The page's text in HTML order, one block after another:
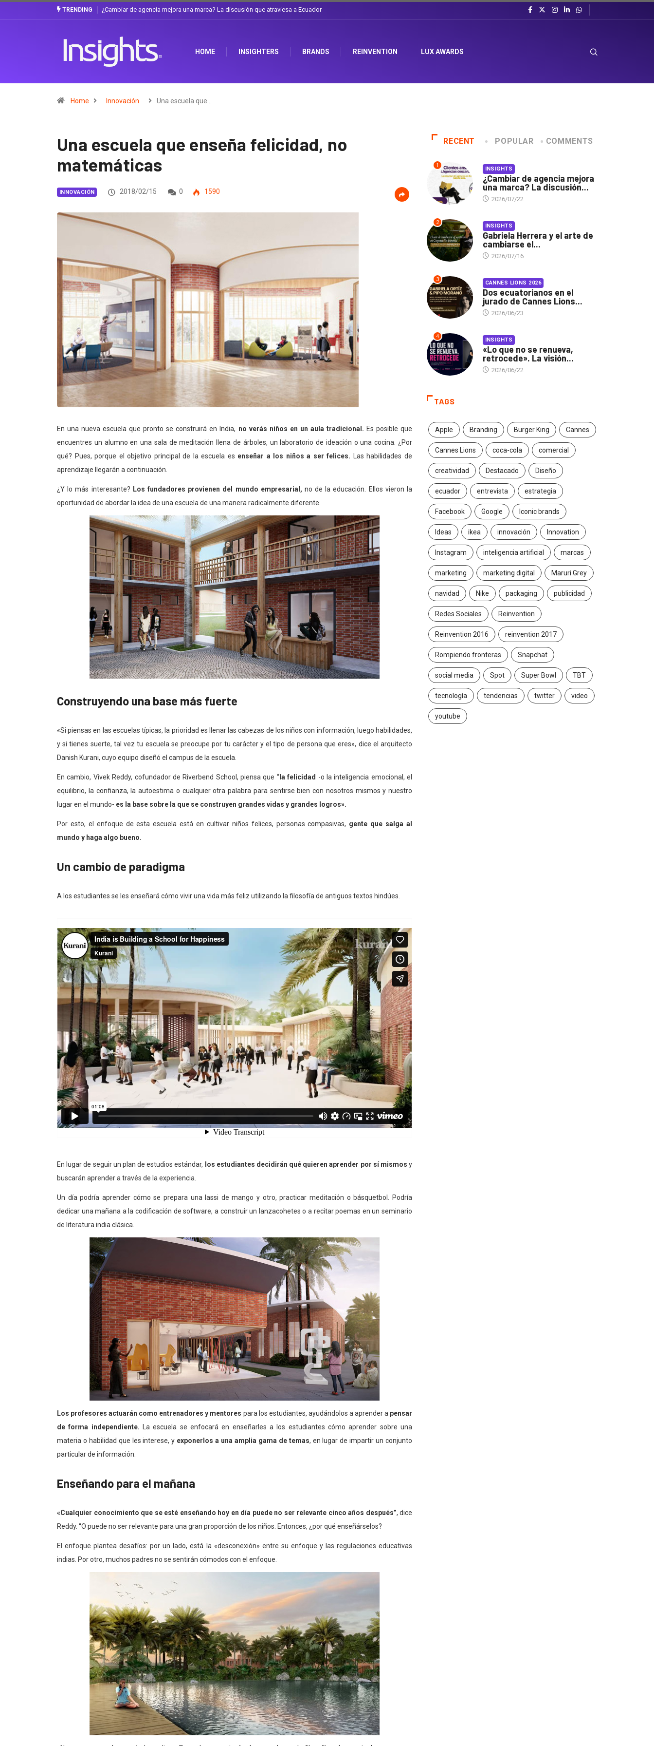
TRENDING Gabriela Herrera y el arte de cambiarse el sombrero en Corporación Favorita
HOME INSIGHTERS BRANDS REINVENTION LUX AWARDS
Home Innovación Una escuela que…
Una escuela que enseña felicidad, no
matemáticas
INNOVACIÓN 2018/02/15 0 1590
En una nueva escuela que pronto se construirá en India, no verás niños en un aula tradicional. Es posible que
encuentres un alumno en una sala de meditación llena de árboles, un laboratorio de ideación o una cocina. ¿Por
qué? Pues, porque el objetivo principal de la escuela es enseñar a los niños a ser felices. Las habilidades de
aprendizaje llegarán a continuación.
¿Y lo más interesante? Los fundadores provienen del mundo empresarial, no de la educación. Ellos vieron la
oportunidad de abordar la idea de una escuela de una manera radicalmente diferente.
Construyendo una base más fuerte
«Si piensas en las escuelas típicas, la prioridad es llenar las cabezas de los niños con información, luego habilidades,
y si tienes suerte, tal vez tu escuela se preocupe por tu carácter y el tipo de persona que eres», dice el arquitecto
Danish Kurani, cuyo equipo diseñó el campus de la escuela.
En cambio, Vivek Reddy, cofundador de Riverbend School, piensa que “la felicidad -o la inteligencia emocional, el
equilibrio, la confianza, la autoestima o cualquier otra palabra para sentirse bien con nosotros mismos y nuestro
lugar en el mundo- es la base sobre la que se construyen grandes vidas y grandes logros».
Por esto, el enfoque de esta escuela está en cultivar niños felices, personas compasivas, gente que salga al
mundo y haga algo bueno.
Un cambio de paradigma
A los estudiantes se les enseñará cómo vivir una vida más feliz utilizando la filosofía de antiguos textos hindúes.
En lugar de seguir un plan de estudios estándar, los estudiantes decidirán qué quieren aprender por sí mismos y
buscarán aprender a través de la experiencia.
Un día podría aprender cómo se prepara una lassi de mango y otro, practicar meditación o básquetbol. Podría
dedicar una mañana a la codificación de software, a construir un lanzacohetes o a recitar poemas en un seminario
de literatura india clásica.
Los profesores actuarán como entrenadores y mentores para los estudiantes, ayudándolos a aprender a pensar
de forma independiente. La escuela se enfocará en enseñarles a los estudiantes cómo aprender sobre una
materia o habilidad que les interese, y exponerlos a una amplia gama de temas, en lugar de impartir un conjunto
particular de información.
Enseñando para el mañana
«Cualquier conocimiento que se esté enseñando hoy en día puede no ser relevante cinco años después”, dice
Reddy. “O puede no ser relevante para una gran proporción de los niños. Entonces, ¿por qué enseñárselos?
El enfoque plantea desafíos: por un lado, está la «desconexión» entre su enfoque y las regulaciones educativas
indias. Por otro, muchos padres no se sentirán cómodos con el enfoque.
RECENT POPULAR COMMENTS
1 INSIGHTS
¿Cambiar de agencia mejora
una marca? La discusión...
2026/07/22
2 INSIGHTS
Gabriela Herrera y el arte de
cambiarse el...
2026/07/16
3 CANNES LIONS 2026
Dos ecuatorianos en el
jurado de Cannes Lions...
2026/06/23
4 INSIGHTS
«Lo que no se renueva,
retrocede». La visión...
2026/06/22
TAGS
Apple Branding Burger King Cannes
Cannes Lions coca-cola comercial
creatividad Destacado Diseño
ecuador entrevista estrategia
Facebook Google Iconic brands
Ideas ikea innovación Innovation
Instagram inteligencia artificial marcas
marketing marketing digital Maruri Grey
navidad Nike packaging publicidad
Redes Sociales Reinvention
Reinvention 2016 reinvention 2017
Rompiendo fronteras Snapchat
social media Spot Super Bowl TBT
tecnología tendencias twitter video
youtube